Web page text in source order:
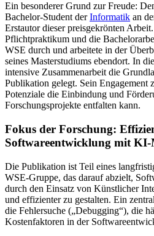
Ein besonderer Grund zur Freude:
Bachelor-Student derInformatik an
Erstautor dieser preisgekrönten
Pflichtpraktikum und die
WSE durch und arbeitete in der
seines Masterstudiums ebendort. In
intensive Zusammenarbeit die
Publikation gelegt. Sein Engagement
Potenziale die Einbindung und
Forschungsprojekte entfalten kann.
Fokus der Forschung:
Softwareentwicklung mit KI-
Die Publikation ist Teil eines
WSE-Gruppe, das darauf abzielt,
durch den Einsatz von Künstlicher
und effizienter zu gestalten. Ein
die Fehlersuche („Debugging“), die
Kostenfaktoren in der